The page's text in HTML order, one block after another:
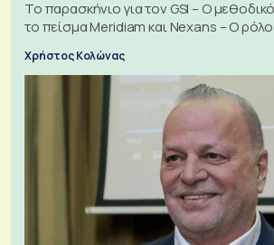
Το παρασκήνιο για τον GSI – Ο
το πείσμα Meridiam και Nexans – Ο
Χρήστος Κολώνας